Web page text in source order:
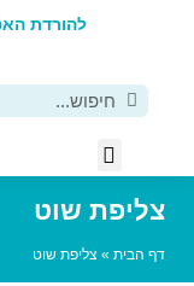
להורדת
שוט
» צליפת שוט